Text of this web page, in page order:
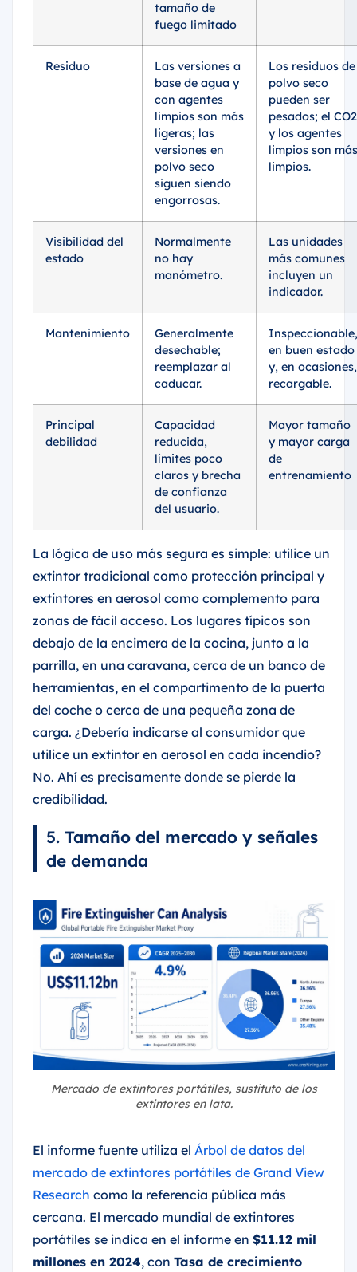
tamaño de
fuego limitado
Residuo
Las versiones a
base de agua y
con agentes
limpios son más
ligeras; las
versiones en
polvo seco
siguen siendo
engorrosas.
Los residuos de
polvo seco
pueden ser
pesados; el CO2
y los agentes
limpios son más
limpios.
Visibilidad del
estado
Normalmente
no hay
manómetro.
Las unidades
más comunes
incluyen un
indicador.
Mantenimiento
Generalmente
desechable;
reemplazar al
caducar.
Inspeccionable,
en buen estado
y, en ocasiones,
recargable.
Principal
debilidad
Capacidad
reducida,
límites poco
claros y brecha
de confianza
del usuario.
Mayor tamaño
y mayor carga
de
entrenamiento
La lógica de uso más segura es simple: utilice un
extintor tradicional como protección principal y
extintores en aerosol como complemento para
zonas de fácil acceso. Los lugares típicos son
debajo de la encimera de la cocina, junto a la
parrilla, en una caravana, cerca de un banco de
herramientas, en el compartimento de la puerta
del coche o cerca de una pequeña zona de
carga. ¿Debería indicarse al consumidor que
utilice un extintor en aerosol en cada incendio?
No. Ahí es precisamente donde se pierde la
credibilidad.
5. Tamaño del mercado y señales
de demanda
Mercado de extintores portátiles, sustituto de los
extintores en lata.
El informe fuente utiliza el Árbol de datos del
mercado de extintores portátiles de Grand View
Research como la referencia pública más
cercana. El mercado mundial de extintores
portátiles se indica en el informe en $11.12 mil
millones en 2024, con Tasa de crecimiento